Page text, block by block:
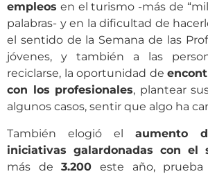
empleos en el turismo -más de
palabras- y en la dificultad de
el sentido de la Semana de las
jóvenes, y también a las
reciclarse, la oportunidad de
con los profesionales, plantear
algunos casos, sentir que algo ha
También elogió el aumento
iniciativas galardonadas con el
más de3.200 este año,